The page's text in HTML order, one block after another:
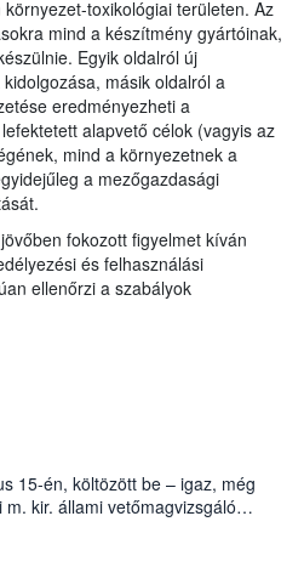
toxikológiai területen. Az
mind a készítmény gyártóinak,
Egyik oldalról új
másik oldalról a
eredményezheti a
alapvető célok (vagyis az
mind a környezetnek a
a mezőgazdasági
fokozott figyelmet kíván
és felhasználási
ellenőrzi a szabályok
15-én, költözött be – igaz, még
kir. állami vetőmagvizsgáló
szám alatti, Czigler Győző által